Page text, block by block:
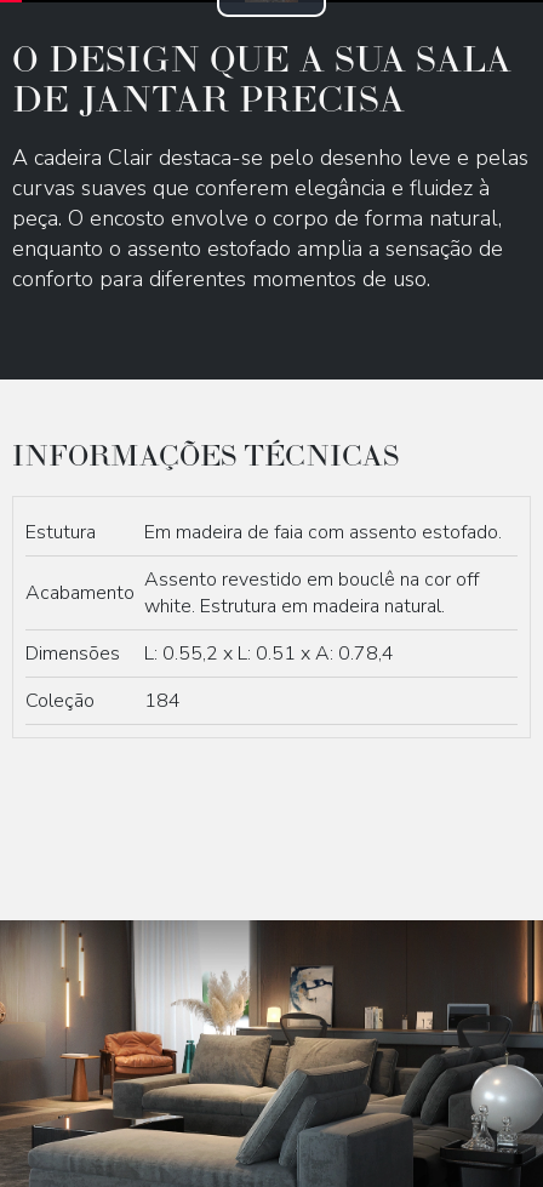
Play
Video
O DESIGN QUE A SUA SALA
DE JANTAR PRECISA
A cadeira Clair destaca-se pelo desenho leve e pelas
curvas suaves que conferem elegância e fluidez à
peça. O encosto envolve o corpo de forma natural,
enquanto o assento estofado amplia a sensação de
conforto para diferentes momentos de uso.
INFORMAÇÕES TÉCNICAS
Estutura Em madeira de faia com assento estofado.
Acabamento Assento revestido em bouclê na cor off
white. Estrutura em madeira natural.
Dimensões
L: 0.55,2 x L: 0.51 x A: 0.78,4
Coleção
184